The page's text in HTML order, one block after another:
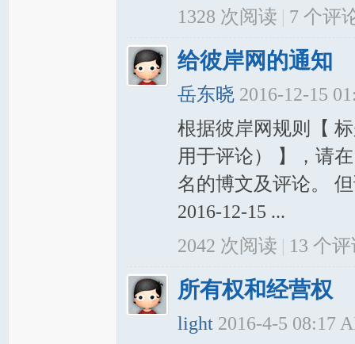
1328 次阅读 | 7个评
给彼岸网的通知
岳东晓 2016-12-15
根据彼岸网规则【
用于评论） 】，请
名的博文及评论。
2016-12-15 ...
2042 次阅读 | 13 个评
所有权和经营权
light 2016-4-5 08:17